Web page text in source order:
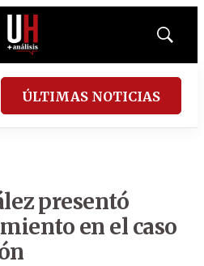
Mostrar
ÚLTIMAS NOTICIAS
presentó
en el caso